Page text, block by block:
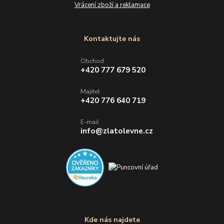
Vrácení zboží a reklamace
Kde nás najdete
Kontaktujte nás
Obchod
+420 777 679 520
Majitel
+420 776 640 719
E-mail
info@zlatolevne.cz